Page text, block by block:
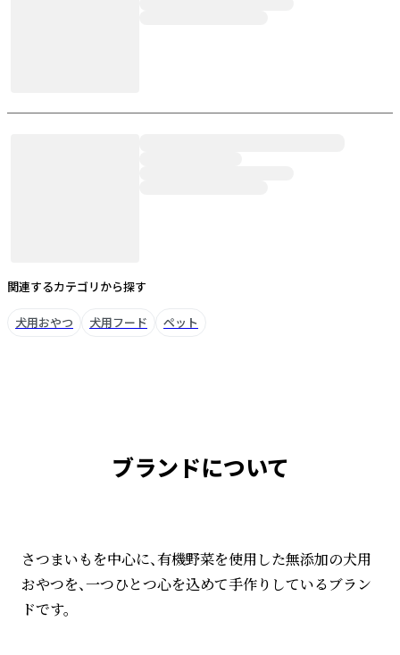
関連するカテゴリから探す
犬用おやつ 犬用フード ペット
ブランドについて
さつまいもを中心に、有機野菜を使用した無添加の犬用
おやつを、一つひとつ心を込めて手作りしているブラン
ドです。